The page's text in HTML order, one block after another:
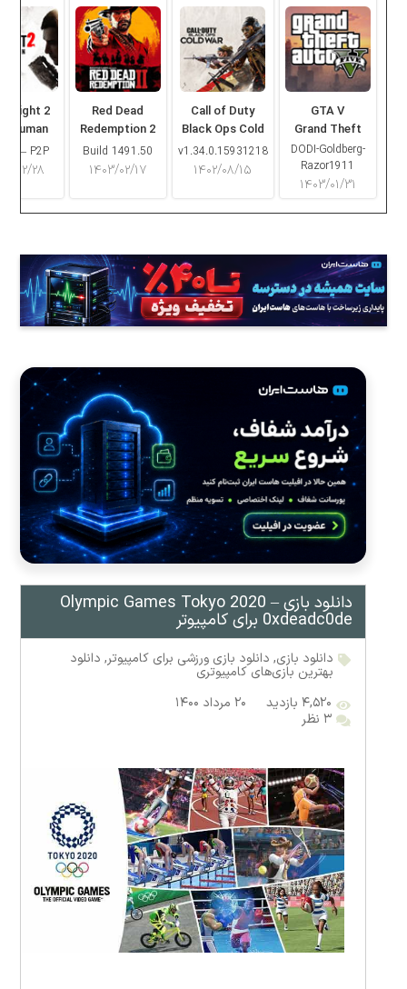
GTA V
Grand Theft
Auto V
DODI-Goldberg-
Razor1911
۱۴۰۳/۰۱/۳۱
Call of Duty
Black Ops Cold
War
v1.34.0.15931218
۱۴۰۲/۰۸/۱۵
Red Dead
Redemption 2
Build 1491.50
۱۴۰۳/۰۲/۱۷
Light 2
Human
– P2P
۱۴۰۳/
دانلود بازی Olympic Games Tokyo 2020 –
0xdeadc0de برای کامپیوتر
دانلود بازی, دانلود بازی ورزشی برای کامپیوتر, دانلود
بهترین بازی‌های کامپیوتری
۴,۵۲۰ بازدید
۲۰ مرداد ۱۴۰۰
۳ نظر